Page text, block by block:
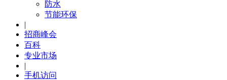
防水
节能环保
|
招商峰会
百科
专业市场
|
手机访问